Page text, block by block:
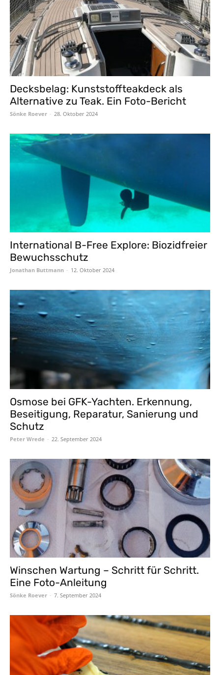
Decksbelag: Kunststoffteakdeck als
Alternative zu Teak. Ein Foto-Bericht
Sönke Roever - 28. Oktober 2024
International B-Free Explore: Biozidfreier
Bewuchsschutz
Jonathan Buttmann - 12. Oktober 2024
Osmose bei GFK-Yachten. Erkennung,
Beseitigung, Reparatur, Sanierung und
Schutz
Peter Wrede - 22. September 2024
Winschen Wartung – Schritt für Schritt.
Eine Foto-Anleitung
Sönke Roever - 7. September 2024